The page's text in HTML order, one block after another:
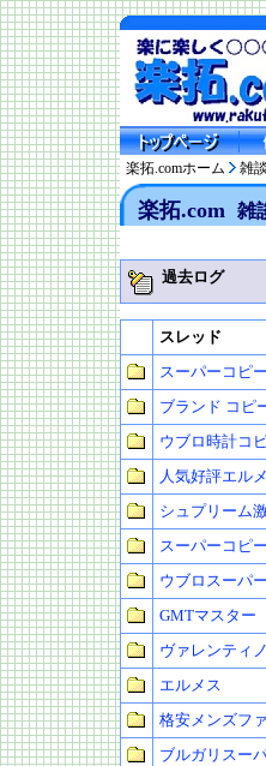
楽拓.comホーム 雑
楽拓.com 雑
過去ログ
スレッド
スーパーコピ
ブランド コピ
ウブロ時計コ
人気好評エル
シュプリーム
スーパーコピ
ウブロスーパ
GMTマスター
ヴァレンティ
エルメス
格安メンズフ
ブルガリスー